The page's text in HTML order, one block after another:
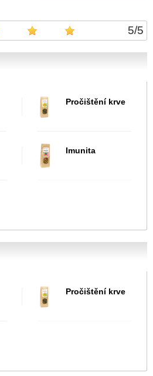
5/5
Pročištění krve
Imunita
Pročištění krve